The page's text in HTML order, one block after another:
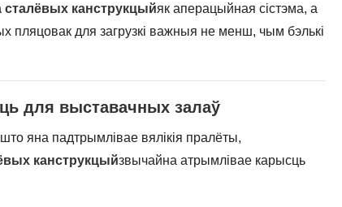
сталёвых канструкцыйяк аперацыйная сістэма, а
пляцовак для загрузкі важныя не менш, чым бэлькі
для выставачных залаў
яна падтрымлівае вялікія пралёты,
канструкцыйзвычайна атрымлівае карысць